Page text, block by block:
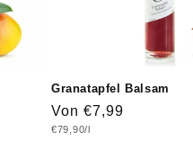
Granatapfel Balsam
Normaler
Preis
Von €7,99
Grundpreis
€79,90/l